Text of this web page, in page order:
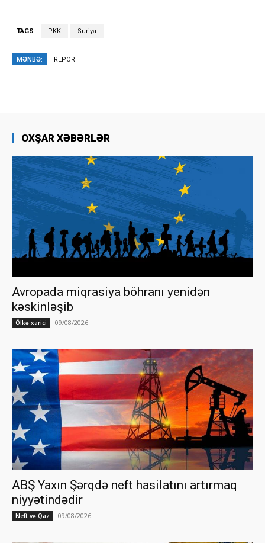
TAGS PKK Suriya
MƏNBƏ: REPORT
OXŞAR XƏBƏRLƏR
Avropada miqrasiya böhranı yenidən
kəskinləşib
Ölkə xarici 09/08/2026
ABŞ Yaxın Şərqdə neft hasilatını artırmaq
niyyətindədir
Neft və Qaz 09/08/2026